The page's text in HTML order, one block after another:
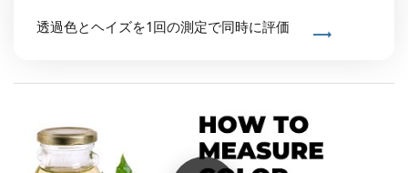
透過色とヘイズを1回の測定で同時に評価